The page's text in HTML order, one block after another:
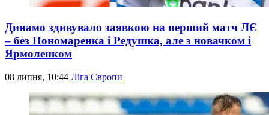
Динамо здивувало заявкою на перший матч ЛЄ
– без Пономаренка і Редушка, але з новачком і
Ярмоленком
08 липня, 10:44 Ліга Європи